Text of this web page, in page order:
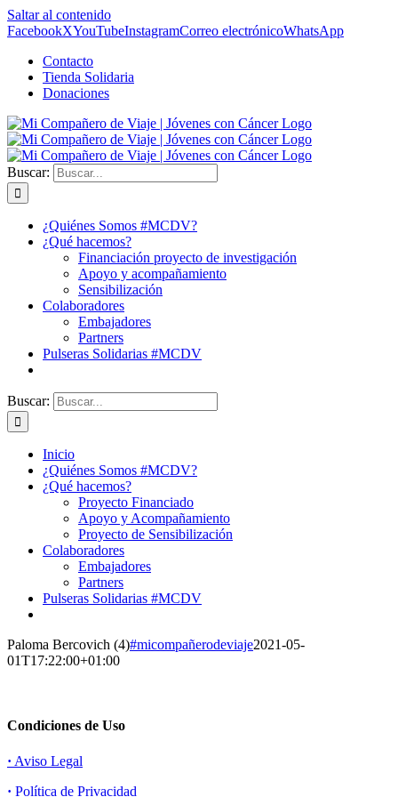
Saltar al contenido
FacebookXYouTubeInstagramCorreo electrónicoWhatsApp
Contacto
Tienda Solidaria
Donaciones
Buscar:
¿Quiénes Somos #MCDV?
¿Qué hacemos?
Financiación proyecto de investigación
Apoyo y acompañamiento
Sensibilización
Colaboradores
Embajadores
Partners
Pulseras Solidarias #MCDV
Buscar:
Inicio
¿Quiénes Somos #MCDV?
¿Qué hacemos?
Proyecto Financiado
Apoyo y Acompañamiento
Proyecto de Sensibilización
Colaboradores
Embajadores
Partners
Pulseras Solidarias #MCDV
Paloma Bercovich (4)#micompañerodeviaje2021-05-
01T17:22:00+01:00
Condiciones de Uso
· Aviso Legal
· Política de Privacidad